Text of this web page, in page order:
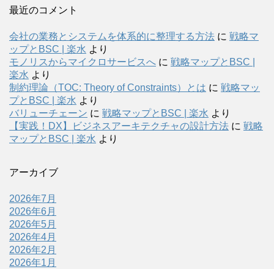
最近のコメント
会社の業務とシステムを体系的に整理する方法 に 戦略マ
ップとBSC | 楽水 より
モノリスからマイクロサービスへ に 戦略マップとBSC |
楽水 より
制約理論（TOC: Theory of Constraints）とは に 戦略マッ
プとBSC | 楽水 より
バリューチェーン に 戦略マップとBSC | 楽水 より
【実践！DX】ビジネスアーキテクチャの設計方法 に 戦略
マップとBSC | 楽水 より
アーカイブ
2026年7月
2026年6月
2026年5月
2026年4月
2026年2月
2026年1月